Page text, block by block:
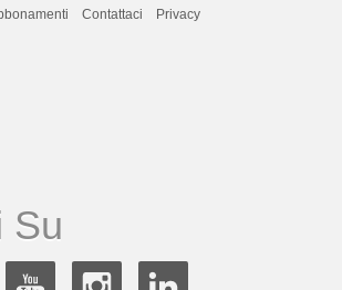
Contattaci
Privacy
Su